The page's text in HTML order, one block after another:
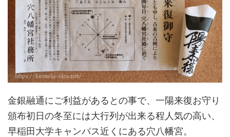
金銀融通にご利益があるとの事で、一陽来復お守り
頒布初日の冬至には大行列が出来る程人気の高い、
早稲田大学キャンパス近くにある穴八幡宮。